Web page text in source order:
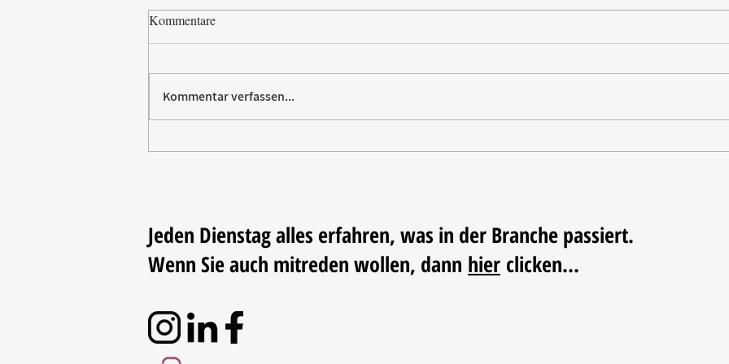
Kommentare
Kommentar verfassen...
Jeden Dienstag alles erfahren, was in der Branche passiert.
Wenn Sie auch mitreden wollen, dann hier clicken...